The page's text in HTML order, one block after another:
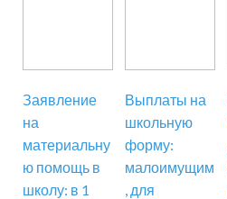
Заявление
на
материальну
ю помощь в
школу: в 1
Выплаты на
школьную
форму:
малоимущим
, для